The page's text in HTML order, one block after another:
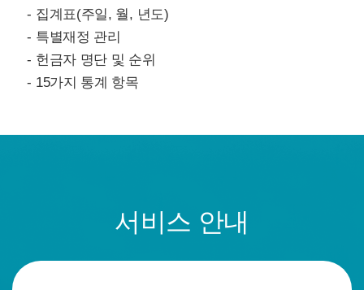
- 집계표(주일, 월, 년도)
- 특별재정 관리
- 헌금자 명단 및 순위
- 15가지 통계 항목
서비스 안내